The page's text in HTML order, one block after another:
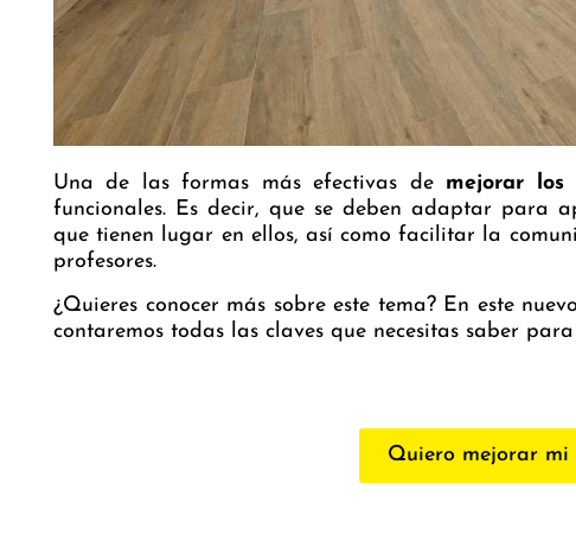
Una de las formas más efectivas de mejorar los
funcionales. Es decir, que se deben adaptar para
que tienen lugar en ellos, así como facilitar la
profesores.
¿Quieres conocer más sobre este tema? En este
contaremos todas las claves que necesitas saber
Quiero mejorar mi